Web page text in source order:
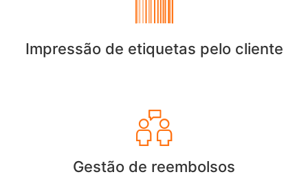
Impressão de etiquetas pelo cliente
Gestão de reembolsos